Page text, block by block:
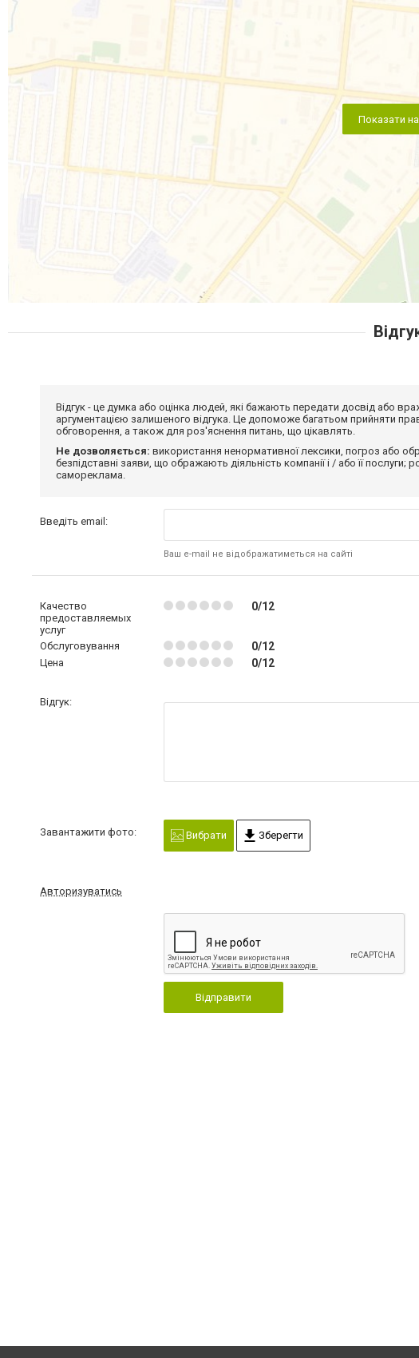
Показати на
Відгук - це думка або оцінка людей, які бажають передати досвід або
аргументацією залишеного відгука. Це допоможе багатьом прийняти
обговорення, а також для роз'яснення питань, що цікавлять.
Не дозволяється: використання ненормативної лексики, погроз або
безпідставні заяви, що ображають діяльність компанії і / або її
самореклама.
Введіть email:
Ваш e-mail не відображатиметься на сайті
Качество
предоставляемых
услуг
0/12
Обслуговування 0/12
Цена 0/12
Відгук:
Завантажити фото: Вибрати Зберегти
Авторизуватись
Відправити